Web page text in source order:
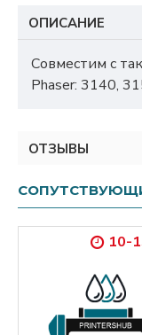
ОПИСАНИЕ
Совместим с
Phaser: 3140,
ОТЗЫВЫ
10-